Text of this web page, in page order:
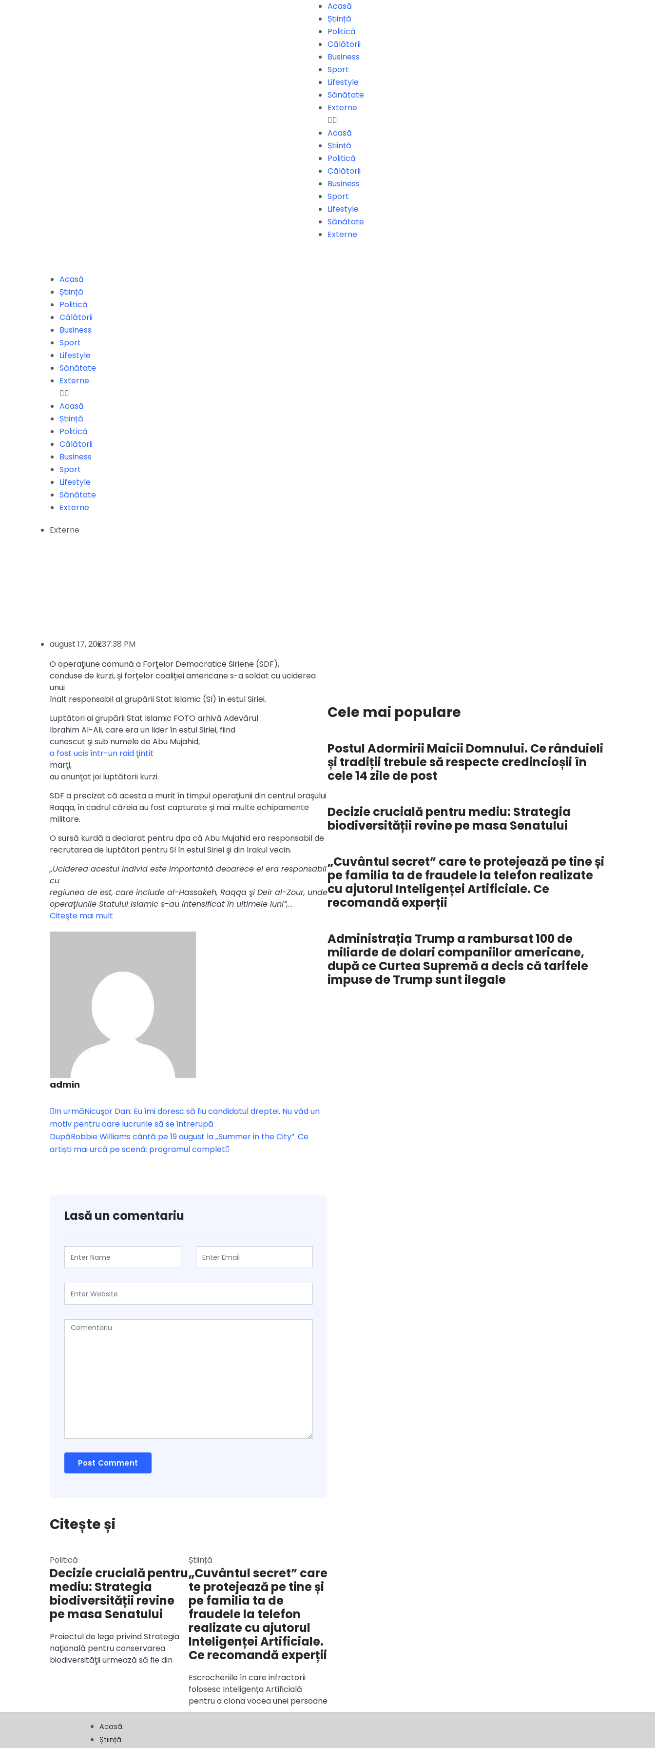
Acasă
Știință
Politică
Călătorii
Business
Sport
Lifestyle
Sănătate
Externe
Acasă
Știință
Politică
Călătorii
Business
Sport
Lifestyle
Sănătate
Externe
Acasă
Știință
Politică
Călătorii
Business
Sport
Lifestyle
Sănătate
Externe
Acasă
Știință
Politică
Călătorii
Business
Sport
Lifestyle
Sănătate
Externe
Externe
august 17, 20237:38 PM
O operaţiune comună a Forţelor Democratice Siriene (SDF),
conduse de kurzi, şi forţelor coaliţiei americane s-a soldat cu uciderea
unui
înalt responsabil al grupării Stat Islamic (SI) în estul Siriei.
Luptători ai grupării Stat Islamic FOTO arhivă Adevărul
Ibrahim Al-Ali, care era un lider în estul Siriei, fiind
cunoscut şi sub numele de Abu Mujahid,
a fost ucis într-un raid ţintit
marţi,
au anunţat joi luptătorii kurzi.
SDF a precizat că acesta a murit în timpul operaţiunii din centrul oraşului
Raqqa, în cadrul căreia au fost capturate şi mai multe echipamente
militare.
O sursă kurdă a declarat pentru dpa că Abu Mujahid era responsabil de
recrutarea de luptători pentru SI în estul Siriei şi din Irakul vecin.
„Uciderea acestui individ este importantă deoarece el era responsabil
cu
regiunea de est, care include al-Hassakeh, Raqqa şi Deir al-Zour, unde
operaţiunile Statului Islamic s-au intensificat în ultimele luni”,…
Citeşte mai mult
admin
In urmăNicuşor Dan: Eu îmi doresc să fiu candidatul dreptei. Nu văd un
motiv pentru care lucrurile să se întrerupă
DupăRobbie Williams cântă pe 19 august la „Summer in the City”. Ce
artiști mai urcă pe scenă: programul complet
Lasă un comentariu
Citește și
Politică
Decizie crucială pentru
mediu: Strategia
biodiversității revine
pe masa Senatului
Proiectul de lege privind Strategia
naţională pentru conservarea
biodiversităţii urmează să fie din
Știință
„Cuvântul secret” care
te protejează pe tine și
pe familia ta de
fraudele la telefon
realizate cu ajutorul
Inteligenței Artificiale.
Ce recomandă experții
Escrocheriile în care infractorii
folosesc Inteligența Artificială
pentru a clona vocea unei persoane
Cele mai populare
Postul Adormirii Maicii Domnului. Ce rânduieli
și tradiții trebuie să respecte credincioșii în
cele 14 zile de post
Decizie crucială pentru mediu: Strategia
biodiversității revine pe masa Senatului
„Cuvântul secret” care te protejează pe tine și
pe familia ta de fraudele la telefon realizate
cu ajutorul Inteligenței Artificiale. Ce
recomandă experții
Administrația Trump a rambursat 100 de
miliarde de dolari companiilor americane,
după ce Curtea Supremă a decis că tarifele
impuse de Trump sunt ilegale
Acasă
Știință